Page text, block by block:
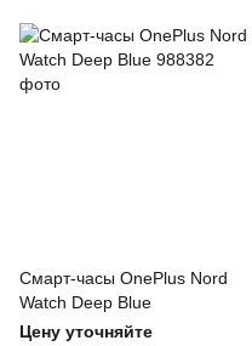
Смарт-часы OnePlus Nord
Watch Deep Blue
Цену уточняйте